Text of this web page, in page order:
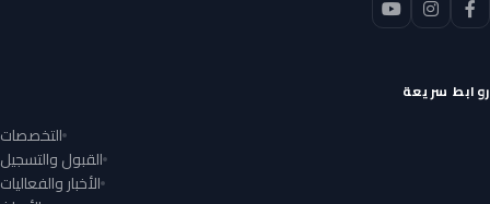
روابط سريعة
التخصصات
القبول والتسجيل
الأخبار والفعاليات